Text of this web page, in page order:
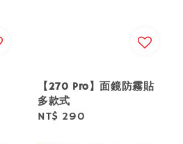
【270 Pro】面鏡防霧貼
多款式
Regular
NT$ 290